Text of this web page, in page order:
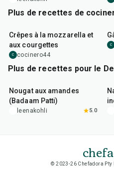
Plus de recettes de
Crêpes à la mozzarella et
aux courgettes
C cocinero44
C
Plus de recettes pour le
Nougat aux amandes
(Badaam Patti)
leenakohli 5.0
© 2023-26 Chefadora Pty